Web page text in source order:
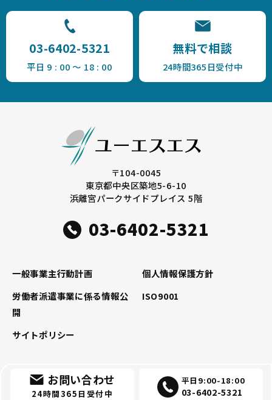
お問い合わせ
24時間365日受付中
平日9:00-18:00
03-6402-5321
03-6402-5321
平日 9 : 00 ～ 18 : 00
無料で相談
24時間365日受付中
〒104-0045
東京都中央区築地5-6-10
浜離宮パークサイドプレイス 5階
03-6402-5321
一般事業主行動計画
個人情報保護方針
労働者派遣事業に係る情報公
開
ISO9001
サイトポリシー
Copyright © 2026 USS All rights reserved.